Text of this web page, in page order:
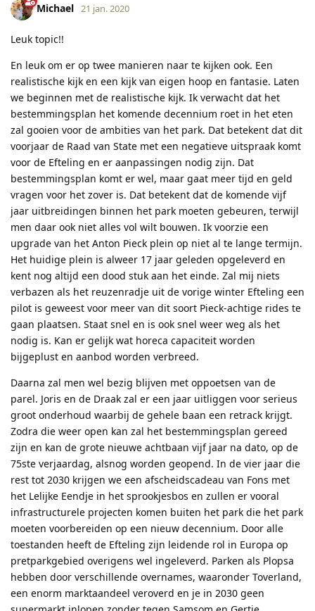
Michael 21 jan. 2020
Leuk topic!!
En leuk om er op twee manieren naar te kijken ook. Een
realistische kijk en een kijk van eigen hoop en fantasie. Laten
we beginnen met de realistische kijk. Ik verwacht dat het
bestemmingsplan het komende decennium roet in het eten
zal gooien voor de ambities van het park. Dat betekent dat dit
voorjaar de Raad van State met een negatieve uitspraak komt
voor de Efteling en er aanpassingen nodig zijn. Dat
bestemmingsplan komt er wel, maar gaat meer tijd en geld
vragen voor het zover is. Dat betekent dat de komende vijf
jaar uitbreidingen binnen het park moeten gebeuren, terwijl
men daar ook niet alles vol wilt bouwen. Ik voorzie een
upgrade van het Anton Pieck plein op niet al te lange termijn.
Het huidige plein is alweer 17 jaar geleden opgeleverd en
kent nog altijd een dood stuk aan het einde. Zal mij niets
verbazen als het reuzenradje uit de vorige winter Efteling een
pilot is geweest voor meer van dit soort Pieck-achtige rides te
gaan plaatsen. Staat snel en is ook snel weer weg als het
nodig is. Kan er gelijk wat horeca capaciteit worden
bijgeplust en aanbod worden verbreed.
Daarna zal men wel bezig blijven met oppoetsen van de
parel. Joris en de Draak zal er een jaar uitliggen voor serieus
groot onderhoud waarbij de gehele baan een retrack krijgt.
Zodra die weer open kan zal het bestemmingsplan gereed
zijn en kan de grote nieuwe achtbaan vijf jaar na dato, op de
75ste verjaardag, alsnog worden geopend. In de vier jaar die
rest tot 2030 krijgen we een afscheidscadeau van Fons met
het Lelijke Eendje in het sprookjesbos en zullen er vooral
infrastructurele projecten komen buiten het park die het park
moeten voorbereiden op een nieuw decennium. Door alle
toestanden heeft de Efteling zijn leidende rol in Europa op
pretparkgebied overigens wel ingeleverd. Parken als Plopsa
hebben door verschillende overnames, waaronder Toverland,
een enorm marktaandeel veroverd en je in 2030 geen